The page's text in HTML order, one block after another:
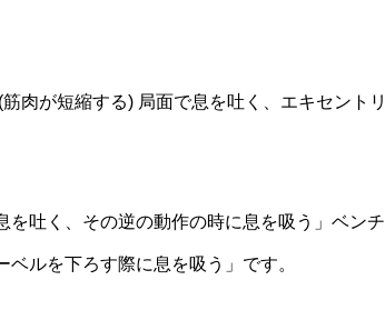
肉が短縮する) 局面で息を吐く、エキセントリ
吐く、その逆の動作の時に息を吸う」ベンチ
ルを下ろす際に息を吸う」です。